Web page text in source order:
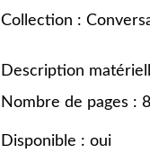
Collection :
Description
Nombre de pages :
Disponible : oui